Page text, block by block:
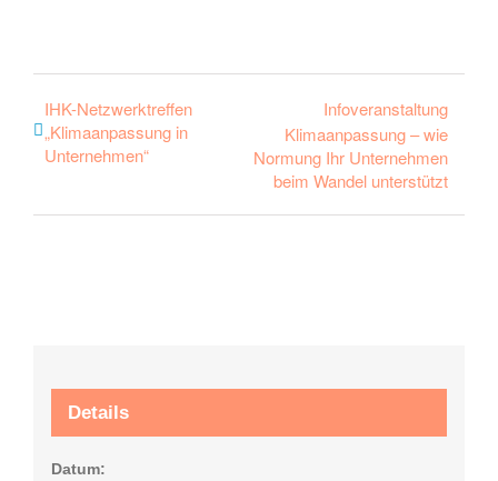
IHK-Netzwerktreffen
„Klimaanpassung in
Unternehmen“
Infoveranstaltung
Klimaanpassung – wie
Normung Ihr Unternehmen
beim Wandel unterstützt
Details
Datum: